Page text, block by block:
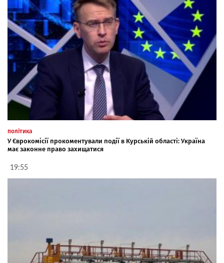
політика
У Єврокомісії прокоментували події в Курській області: Україна
має законне право захищатися
19:55